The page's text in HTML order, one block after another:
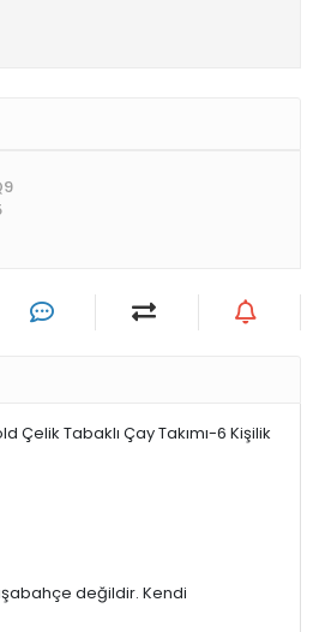
Çelik Tabaklı Çay Takımı-6 Kişilik
değildir. Kendi